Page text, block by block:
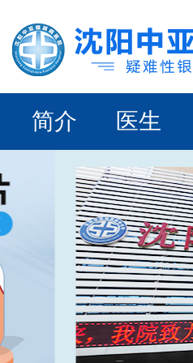
简介 医生